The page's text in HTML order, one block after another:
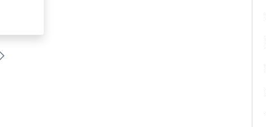
Successiva »